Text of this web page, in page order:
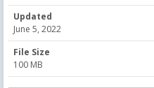
Updated
June 5, 2022
File Size
100 MB